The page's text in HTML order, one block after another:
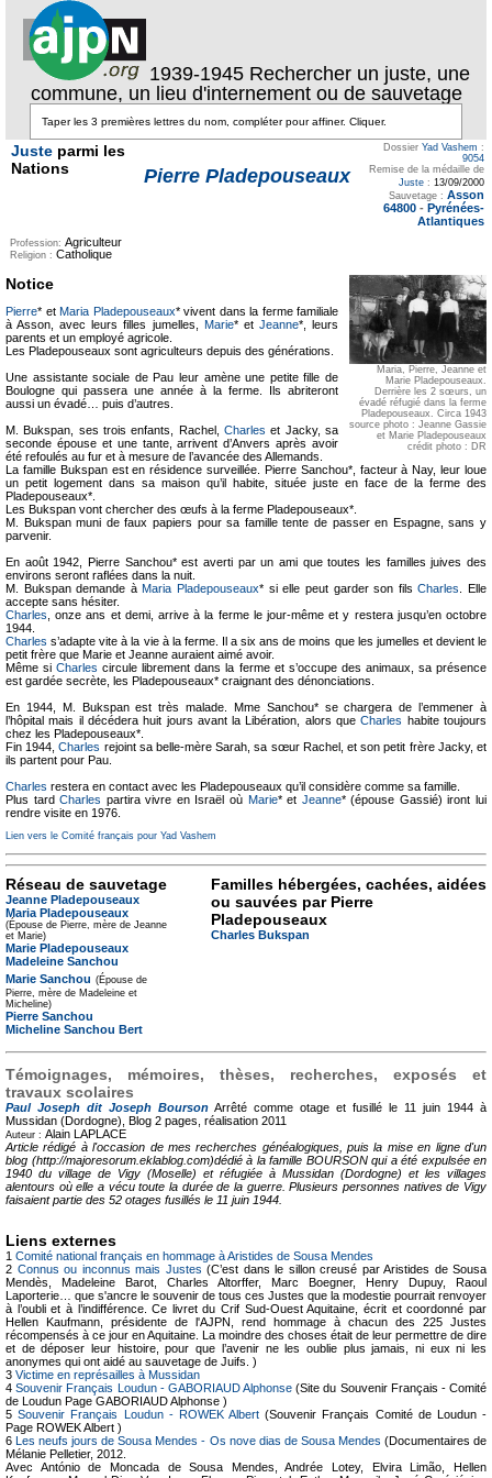
1939-1945 Rechercher un juste, une
commune, un lieu d'internement ou de sauvetage
Juste parmi les
Nations
Pierre Pladepouseaux
Dossier Yad Vashem :
9054
Remise de la médaille de
Juste : 13/09/2000
Sauvetage : Asson
64800 - Pyrénées-
Atlantiques
Profession: Agriculteur
Religion : Catholique
Maria, Pierre, Jeanne et
Marie Pladepouseaux.
Derrière les 2 sœurs, un
évadé réfugié dans la ferme
Pladepouseaux. Circa 1943
source photo : Jeanne Gassie
et Marie Pladepouseaux
crédit photo : DR
Notice
Pierre* et Maria Pladepouseaux* vivent dans la ferme familiale
à Asson, avec leurs filles jumelles, Marie* et Jeanne*, leurs
parents et un employé agricole.
Les Pladepouseaux sont agriculteurs depuis des générations.
Une assistante sociale de Pau leur amène une petite fille de
Boulogne qui passera une année à la ferme. Ils abriteront
aussi un évadé… puis d’autres.
M. Bukspan, ses trois enfants, Rachel, Charles et Jacky, sa
seconde épouse et une tante, arrivent d’Anvers après avoir
été refoulés au fur et à mesure de l’avancée des Allemands.
La famille Bukspan est en résidence surveillée. Pierre Sanchou*, facteur à Nay, leur loue
un petit logement dans sa maison qu’il habite, située juste en face de la ferme des
Pladepouseaux*.
Les Bukspan vont chercher des œufs à la ferme Pladepouseaux*.
M. Bukspan muni de faux papiers pour sa famille tente de passer en Espagne, sans y
parvenir.
En août 1942, Pierre Sanchou* est averti par un ami que toutes les familles juives des
environs seront raflées dans la nuit.
M. Bukspan demande àMaria Pladepouseaux* si elle peut garder son filsCharles
. Elle
accepte sans hésiter.
Charles , onze ans et demi, arrive à la ferme le jour-même et y restera jusqu’en octobre
1944.
Charles s’adapte vite à la vie à la ferme. Il a six ans de moins que les jumelles et devient le
petit frère que Marie et Jeanne auraient aimé avoir.
Même siCharles circule librement dans la ferme et s’occupe des animaux, sa présence
est gardée secrète, les Pladepouseaux* craignant des dénonciations.
En 1944, M. Bukspan est très malade. Mme Sanchou* se chargera de l’emmener à
l’hôpital mais il décédera huit jours avant la Libération, alors queCharles habite toujours
chez les Pladepouseaux*.
Fin 1944,Charles rejoint sa belle-mère Sarah, sa sœur Rachel, et son petit frère Jacky, et
ils partent pour Pau.
Charles restera en contact avec les Pladepouseaux qu’il considère comme sa famille.
Plus tardCharles partira vivre en Israël où Marie* et Jeanne* (épouse Gassié) iront lui
rendre visite en 1976.
Lien vers le Comité français pour Yad Vashem
Réseau de sauvetage
Jeanne Pladepouseaux
Maria Pladepouseaux
(Épouse de Pierre, mère de Jeanne
et Marie)
Marie Pladepouseaux
Madeleine Sanchou
Marie Sanchou (Épouse de
Pierre, mère de Madeleine et
Micheline)
Pierre Sanchou
Micheline Sanchou Bert
Familles hébergées, cachées, aidées
ou sauvées par Pierre
Pladepouseaux
Charles Bukspan
Témoignages, mémoires, thèses, recherches, exposés et
travaux scolaires
Paul Joseph dit Joseph Bourson Arrêté comme otage et fusillé le 11 juin 1944 à
Mussidan (Dordogne), Blog 2 pages, réalisation 2011
Auteur : Alain LAPLACE
Article rédigé à l'occasion de mes recherches généalogiques, puis la mise en ligne d'un
blog (http://majoresorum.eklablog.com)dédié à la famille BOURSON qui a été expulsée en
1940 du village de Vigy (Moselle) et réfugiée à Mussidan (Dordogne) et les villages
alentours où elle a vécu toute la durée de la guerre. Plusieurs personnes natives de Vigy
faisaient partie des 52 otages fusillés le 11 juin 1944.
Liens externes
1 Comité national français en hommage à Aristides de Sousa Mendes
2 Connus ou inconnus mais Justes (C’est dans le sillon creusé par Aristides de Sousa
Mendès, Madeleine Barot, Charles Altorffer, Marc Boegner, Henry Dupuy, Raoul
Laporterie… que s'ancre le souvenir de tous ces Justes que la modestie pourrait renvoyer
à l’oubli et à l’indifférence. Ce livret du Crif Sud-Ouest Aquitaine, écrit et coordonné par
Hellen Kaufmann, présidente de l'AJPN, rend hommage à chacun des 225 Justes
récompensés à ce jour en Aquitaine. La moindre des choses était de leur permettre de dire
et de déposer leur histoire, pour que l’avenir ne les oublie plus jamais, ni eux ni les
anonymes qui ont aidé au sauvetage de Juifs. )
3 Victime en représailles à Mussidan
4Souvenir Français Loudun - GABORIAUD Alphonse (Site du Souvenir Français - Comité
de Loudun Page GABORIAUD Alphonse )
5Souvenir Français Loudun - ROWEK Albert (Souvenir Français Comité de Loudun -
Page ROWEK Albert )
6Les neufs jours de Sousa Mendes - Os nove dias de Sousa Mendes (Documentaires de
Mélanie Pelletier, 2012.
Avec António de Moncada de Sousa Mendes, Andrée Lotey, Elvira Limão, Hellen